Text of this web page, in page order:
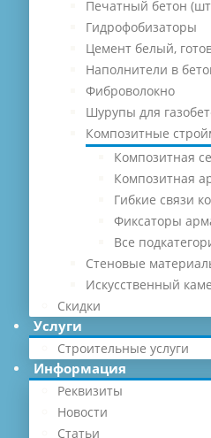
Печатный бетон
Гидрофобизаторы
Цемент белый,
Наполнители в
Фиброволокно
Шурупы для
Композитные
Композитная
Композитная
Гибкие связи
Фиксаторы
Все
Стеновые
Искусственный
Скидки
Услуги
Строительные услуги
Информация
Реквизиты
Новости
Статьи